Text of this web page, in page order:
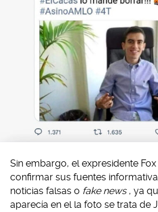
Sin embargo, el expresidente
confirmar sus fuentes
noticias falsas o fake news , ya
aparecía en el la foto se trata de